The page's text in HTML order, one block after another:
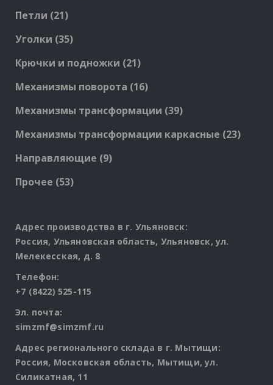
Петли 2121
Уголки 3535
Крючки и подножки 2121
Механизмы поворота 1616
Механизмы трансформации 3939
Механизмы трансформации каркасные 2323
Направляющие 99
Прочее 5353
Адрес производства в г. Ульяновск:
Россия, Ульяновская область, Ульяновск, ул.
Мелекесская, д. 8
Телефон:
+7 (8422) 525-115
Эл. почта:
simzmf@simzmf.ru
Адрес регионального склада в г. Мытищи:
Россия, Московская область, Мытищи, ул.
Силикатная, 11